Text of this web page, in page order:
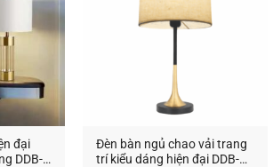
đại
DDB-
Đèn bàn ngủ chao vải trang
trí kiểu dáng hiện đại DDB-